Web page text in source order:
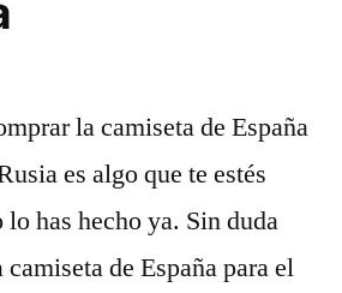
la camiseta de España
es algo que te estés
has hecho ya. Sin duda
de España para el